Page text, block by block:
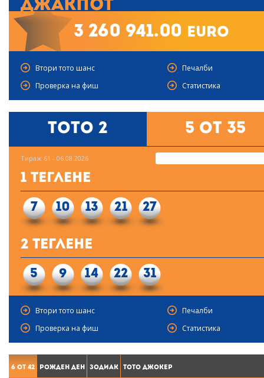
Джакпот
3 260 941.00 euro
Втори тото шанс
Печалби
Проверка на фиш
Статистика
Тото 2 5 от 35
Тираж 61 - 06.08.2026
1 Теглене
7 10 13 21 27
2 Теглене
5 9 14 22 31
Втори тото шанс
Печалби
Проверка на фиш
Статистика
6 от 42 Рожден ден Зодиак Тото Джокер